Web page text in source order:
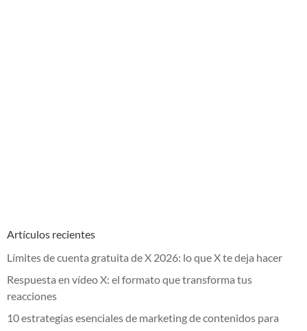
Artículos recientes
Límites de cuenta gratuita de X 2026: lo que X te deja hacer
Respuesta en vídeo X: el formato que transforma tus
reacciones
10 estrategias esenciales de marketing de contenidos para